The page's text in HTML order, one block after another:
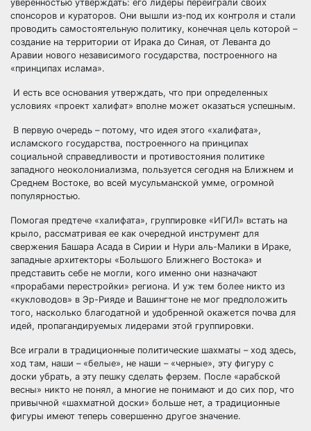
уверенностью утверждать: его лидеры переиграли своих
спонсоров и кураторов. Они вышли из-под их контроля и стали
проводить самостоятельную политику, конечная цель которой –
создание на территории от Ирака до Синая, от Леванта до
Аравии нового независимого государства, построенного на
«принципах ислама».
И есть все основания утверждать, что при определенных
условиях «проект халифат» вполне может оказаться успешным.
В первую очередь – потому, что идея этого «халифата»,
исламского государства, построенного на принципах
социальной справедливости и противостояния политике
западного неоколониализма, пользуется сегодня на Ближнем и
Среднем Востоке, во всей мусульманской умме, огромной
популярностью.
Помогая предтече «халифата», группировке «ИГИЛ» встать на
крыло, рассматривая ее как очередной инструмент для
свержения Башара Асада в Сирии и Нури аль-Малики в Ираке,
западные архитекторы «Большого Ближнего Востока» и
представить себе не могли, кого именно они назначают
«прорабами перестройки» региона. И уж тем более никто из
«кукловодов» в Эр-Рияде и Вашингтоне не мог предположить
того, насколько благодатной и удобренной окажется почва для
идей, пропагандируемых лидерами этой группировки.
Все играли в традиционные политические шахматы – ход здесь,
ход там, наши – «белые», не наши – «черные», эту фигуру с
доски убрать, а эту пешку сделать ферзем. После «арабской
весны» никто не понял, а многие не понимают и до сих пор, что
привычной «шахматной доски» больше нет, а традиционные
фигуры имеют теперь совершенно другое значение.